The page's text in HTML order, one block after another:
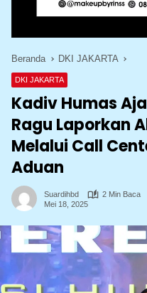
Beranda DKI JAKARTA
DKI JAKARTA
Kadiv Humas
Ragu Laporkan
Melalui Call
Aduan
Suardihbd
2 Min Baca
Mei 18, 2025